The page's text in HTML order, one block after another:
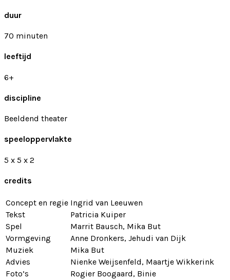
duur
70 minuten
leeftijd
6+
discipline
Beeldend theater
speeloppervlakte
5 x 5 x 2
credits
Concept en regie Ingrid van Leeuwen
Tekst
Patricia Kuiper
Spel
Marrit Bausch, Mika But
Vormgeving
Anne Dronkers, Jehudi van Dijk
Muziek
Mika But
Advies
Nienke Weijsenfeld, Maartje Wikkerink
Foto’s
Rogier Boogaard, Binie